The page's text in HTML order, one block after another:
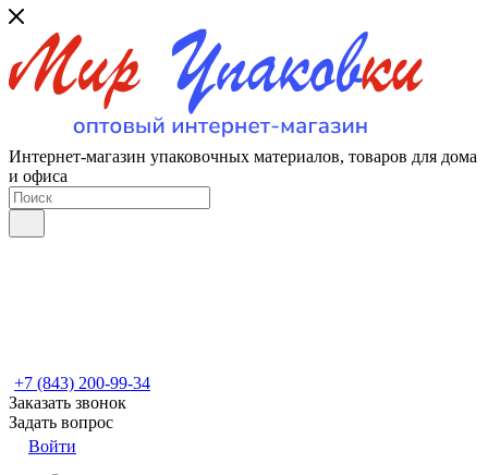
Интернет-магазин упаковочных материалов, товаров для дома
и офиса
+7 (843) 200-99-34
Заказать звонок
Задать вопрос
Войти